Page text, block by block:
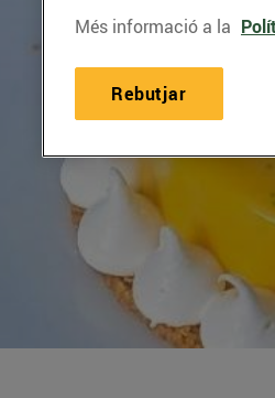
Més informació a la
Rebutjar